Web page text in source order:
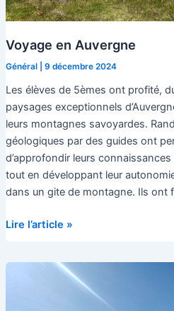
Voyage en Auvergne
Général| 9 décembre 2024
Les élèves de 5èmes ont profité,
paysages exceptionnels
leurs montagnes savoyardes.
géologiques par des guides ont
d’approfondir leurs
tout en développant leur
dans un gite de montagne. Ils ont
Voyage
Lire l’article »